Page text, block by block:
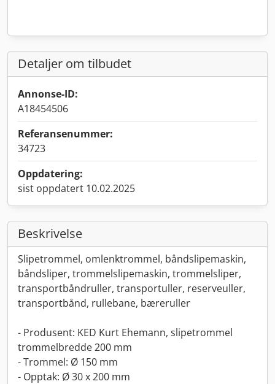
Detaljer om tilbudet
Annonse-ID:
A18454506
Referansenummer:
34723
Oppdatering:
sist oppdatert 10.02.2025
Beskrivelse
Slipetrommel, omlenktrommel, båndslipemaskin,
båndsliper, trommelslipemaskin, trommelsliper,
transportbåndruller, transportuller, reserveuller,
transportbånd, rullebane, bæreruller
- Produsent: KED Kurt Ehemann, slipetrommel
trommelbredde 200 mm
- Trommel: Ø 150 mm
- Opptak: Ø 30 x 200 mm